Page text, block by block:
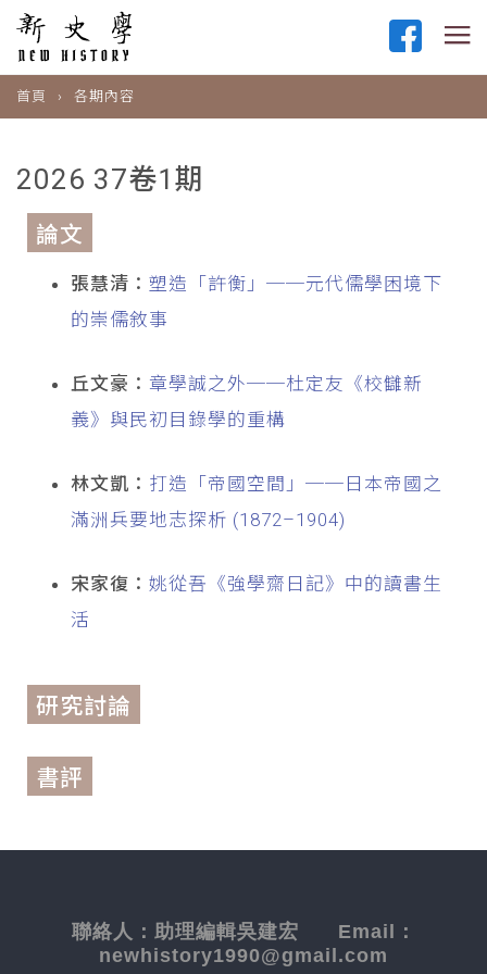
首頁 各期內容
2026 37卷1期
論文
張慧清： 塑造「許衡」──元代儒學困境下
的崇儒敘事
丘文豪： 章學誠之外──杜定友《校讎新
義》與民初目錄學的重構
林文凱： 打造「帝國空間」──日本帝國之
滿洲兵要地志探析 (1872–1904)
宋家復： 姚從吾《強學齋日記》中的讀書生
活
研究討論
書評
聯絡人： 助理編輯吳建宏 Email：
newhistory1990@gmail.com